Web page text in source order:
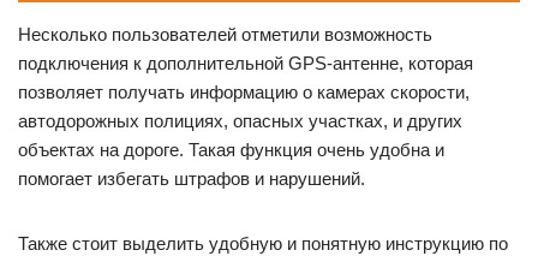
Несколько пользователей отметили возможность
подключения к дополнительной GPS-антенне, которая
позволяет получать информацию о камерах скорости,
автодорожных полициях, опасных участках, и других
объектах на дороге. Такая функция очень удобна и
помогает избегать штрафов и нарушений.
Также стоит выделить удобную и понятную инструкцию по